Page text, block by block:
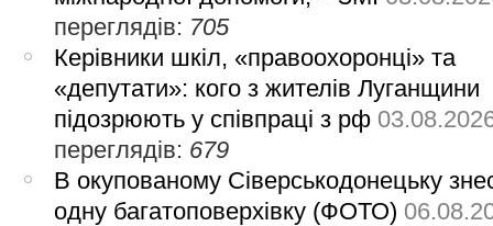
переглядів: 705
Керівники шкіл, «правоохоронці» та
«депутати»: кого з жителів Луганщини
підозрюють у співпраці з рф
переглядів: 679
В окупованому Сіверськодонецьку
одну багатоповерхівку (ФОТО)